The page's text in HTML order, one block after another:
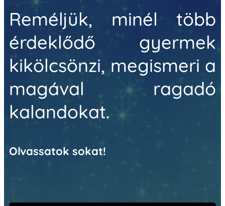
Reméljük, minél több
érdeklődő gyermek
kikölcsönzi, megismeri a
magával ragadó
kalandokat.
Olvassatok sokat!